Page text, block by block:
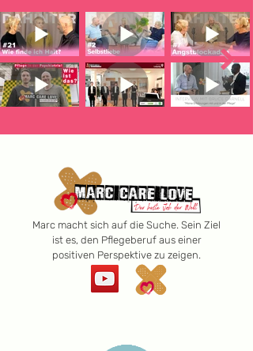
Marc macht sich auf die Suche. Sein Ziel
ist es, den Pflegeberuf aus einer
positiven Perspektive zu zeigen.